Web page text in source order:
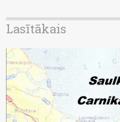
Lasītākais